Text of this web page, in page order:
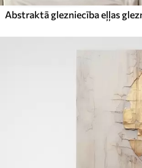
Abstraktā glezniecība eļļas